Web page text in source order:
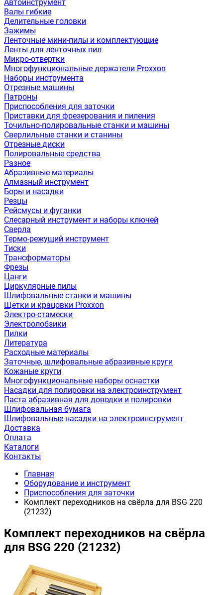
Автоинструмент
Валы гибкие
Делительные головки
Зажимы
Ленточные мини-пилы и комплектующие
Ленты для ленточных пил
Микро-отвертки
Многофункциональные держатели Proxxon
Наборы инструмента
Отрезные машины
Патроны
Приспособления для заточки
Приставки для фрезерования и пиления
Точильно-полировальные станки и машины
Сверлильные станки и станины
Отрезные диски
Полировальные средства
Разное
Абразивные материалы
Алмазный инструмент
Боры и насадки
Резцы
Рейсмусы и фуганки
Слесарный инструмент и наборы ключей
Сверла
Термо-режущий инструмент
Тиски
Трансформаторы
Фрезы
Цанги
Циркулярные пилы
Шлифовальные станки и машины
Щетки и крацовки Proxxon
Электро-стамески
Электролобзики
Пилки
Литература
Расходные материалы
Заточные, шлифовальные абразивные круги
Кожаные круги
Многофункциональные наборы оснастки
Насадки для полировки на электроинструмент
Паста абразивная для доводки и полировки
Шлифовальная бумага
Шлифовальные насадки на электроинструмент
Доставка
Оплата
Каталоги
Контакты
Главная
Оборудование и инструмент
Приспособления для заточки
Комплект переходников на свёрла для BSG 220
(21232)
Комплект переходников на свёрла
для BSG 220 (21232)